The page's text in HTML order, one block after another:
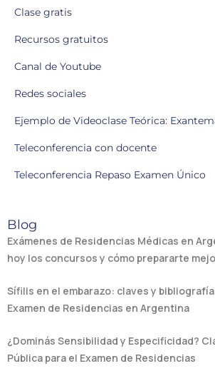
Clase gratis
Recursos gratuitos
Canal de Youtube
Redes sociales
Ejemplo de Videoclase Teórica:
Teleconferencia con docente
Teleconferencia Repaso Examen Único
Blog
Exámenes de Residencias Médicas en
hoy los concursos y cómo prepararte
Sífilis en el embarazo: claves y
Examen de Residencias en Argentina
¿Dominás Sensibilidad y Especificidad?
Pública para el Examen de Residencias